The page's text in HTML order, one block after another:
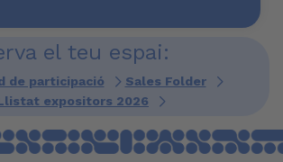
el teu espai:
de participació
Sales Folder
expositors 2026